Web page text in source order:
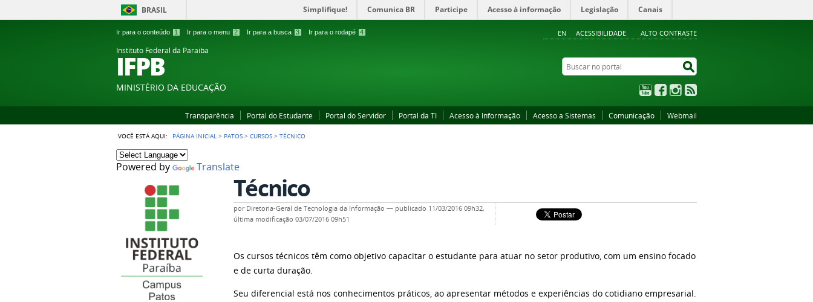
BRASIL Simplifique! Comunica BR Participe Acesso à informação Legislação Canais
Ir para o conteúdo 1 Ir para o menu 2 Ir para a busca 3 Ir para o rodapé 4 EN ACESSIBILIDADE ALTO CONTRASTE
Instituto Federal da Paraiba
IFPB
MINISTÉRIO DA EDUCAÇÃO
Buscar no portal
YouTubeFacebookInstagram
Transparência Portal do Estudante Portal do Servidor Portal da TI Acesso à Informação Acesso a Sistemas Comunicação Webmail
VOCÊ ESTÁ AQUI: PÁGINA INICIAL > PATOS >CURSOS >TÉCNICO
Powered by Translate
Técnico
por Diretoria-Geral de Tecnologia da Informação — publicado 11/03/2016 09h32,
última modificação 03/07/2016 09h51
Os cursos técnicos têm como objetivo capacitar o estudante para atuar no setor produtivo, com um ensino focado
e de curta duração.
Seu diferencial está nos conhecimentos práticos, ao apresentar métodos e experiências do cotidiano empresarial.